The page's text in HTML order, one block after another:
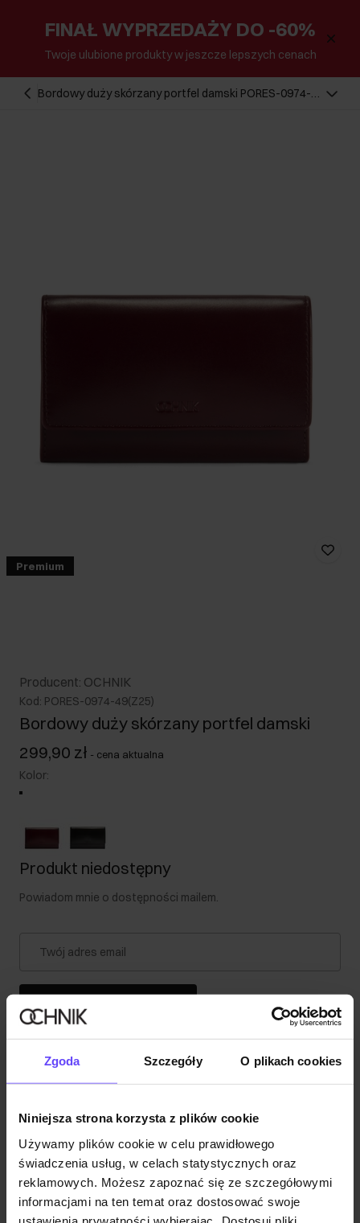
Zgoda Szczegóły O plikach cookies
Niniejsza strona korzysta z plików cookie
Używamy plików cookie w celu prawidłowego
świadczenia usług, w celach statystycznych oraz
reklamowych. Możesz zapoznać się ze szczegółowymi
informacjami na ten temat oraz dostosować swoje
FINAŁ WYPRZEDAŻY DO -60%
Twoje ulubione produkty w jeszcze lepszych cenach
Bordowy duży skórzany portfel damski PORES-0974-
Premium
Producent: OCHNIK
Kod: PORES-0974-49(Z25)
Bordowy duży skórzany portfel damski
299,90 zł - cena aktualna
Kolor:
Produkt niedostępny
Powiadom mnie o dostępności mailem.
Twój adres email
Powiadom o dostępności
Opis produktu
Skład i wymiary